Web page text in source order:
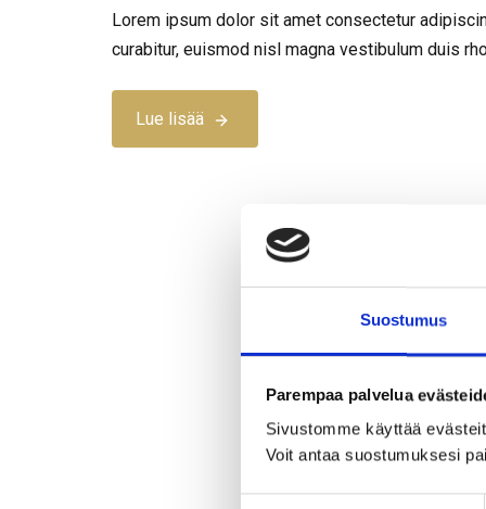
Suostumus
Parempaa palvelua
Sivustomme käyttää
Voit antaa suostumuksesi
Lorem ipsum dolor sit amet consectetur
curabitur, euismod nisl magna vestibulum duis
Lue lisää